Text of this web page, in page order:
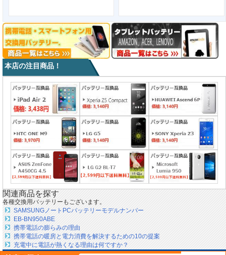
本店の注目商品！
関連商品を探す
各種交換用バッテリーもございます。
SAMSUNGノートPCバッテリーモデルナンバー
EB-BN950ABE
携帯電話の膨らみの理由
携帯電話の暖房と電力消費を解決するための10の提案
充電中に電話が熱くなる理由は何ですか？